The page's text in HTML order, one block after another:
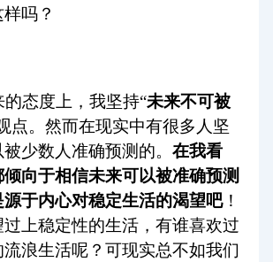
吗？
态度上，我坚持“未来不可被
点。然而在现实中有很多人坚
少数人准确预测的。在我看
向于相信未来可以被准确预测
于内心对稳定生活的渴望吧！
上稳定性的生活，有谁喜欢过
浪生活呢？可现实总不如我们